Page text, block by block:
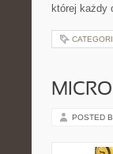
której każdy
POSTED